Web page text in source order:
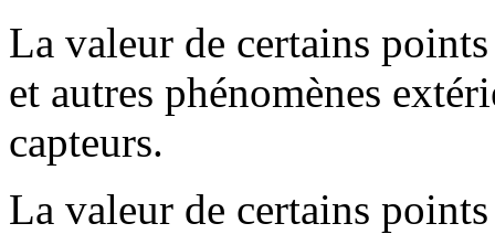
La valeur de certains
et autres phénomènes
capteurs.
La valeur de certains points